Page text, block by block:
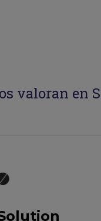
valoran en